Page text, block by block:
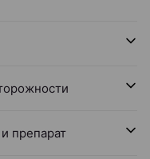
препарат